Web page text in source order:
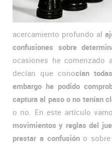
acercamiento profundo al
confusiones sobre
ocasiones he comenzado
decían que conocían
embargo he podido
captura al paso o no tenían
o no. En este artículo
movimientos y reglas del
prestar a confusióno sobre